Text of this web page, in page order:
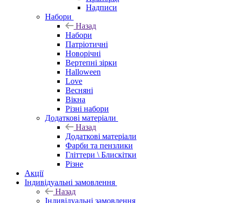
Надписи
Набори
Назад
Набори
Патріотичні
Новорічні
Вертепні зірки
Halloween
Love
Весняні
Вікна
Різні набори
Додаткові матеріали
Назад
Додаткові матеріали
Фарби та пензлики
Гліттери \ Блискітки
Різне
Акції
Індивідуальні замовлення
Назад
Індивідуальні замовлення